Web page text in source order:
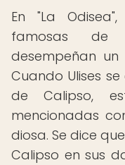
En "La
famosas de
desempeñan
Cuando Ulises
de Calipso,
mencionadas
diosa. Se dice
Calipso en sus